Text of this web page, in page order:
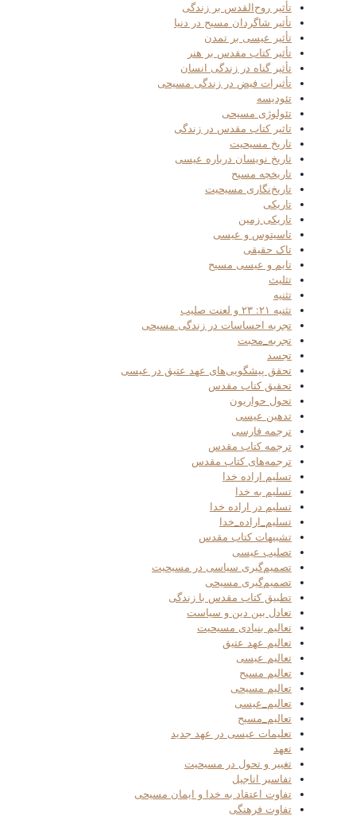
تأثیر روح‌القدس بر زندگی
تأثیر شاگردان مسیح در دنیا
تأثیر عیسی بر تمدن
تأثیر کتاب مقدس بر هنر
تأثیر گناه در زندگی انسان
تأثیرات فیض در زندگی مسیحی
تئودیسه
تئولوژی مسیحی
تاثیر کتاب مقدس در زندگی
تاریخ مسیحیت
تاریخ نویسان درباره عیسی
تاریخچه مسیح
تاریخ‌نگاری مسیحیت
تاریکی
تاریکی زمین
تاسیتوس و عیسی
تاک حقیقی
تایم و عیسی مسیح
تثلیث
تثنیه
تثنیه ۲۱: ۲۳ و لعنت صلیب
تجربه احساسات در زندگی مسیحی
تجربه_محبت
تجسد
تحقق پیشگویی‌های عهد عتیق در عیسی
تحقیق کتاب مقدس
تحول حواریون
تدهین عیسی
ترجمه فارسی
ترجمه کتاب مقدس
ترجمه‌های کتاب مقدس
تسلیم اراده خدا
تسلیم به خدا
تسلیم در اراده خدا
تسلیم_اراده_خدا
تشبیهات کتاب مقدس
تصلیب عیسی
تصمیم‌گیری سیاسی در مسیحیت
تصمیم‌گیری مسیحی
تطبیق کتاب مقدس با زندگی
تعادل بین دین و سیاست
تعالیم بنیادی مسیحیت
تعالیم عهد عتیق
تعالیم عیسی
تعالیم مسیح
تعالیم مسیحی
تعالیم_عیسی
تعالیم_مسیح
تعلیمات عیسی در عهد جدید
تعهد
تغییر و تحول در مسیحیت
تفاسیر اناجیل
تفاوت اعتقاد به خدا و ایمان مسیحی
تفاوت فرهنگی